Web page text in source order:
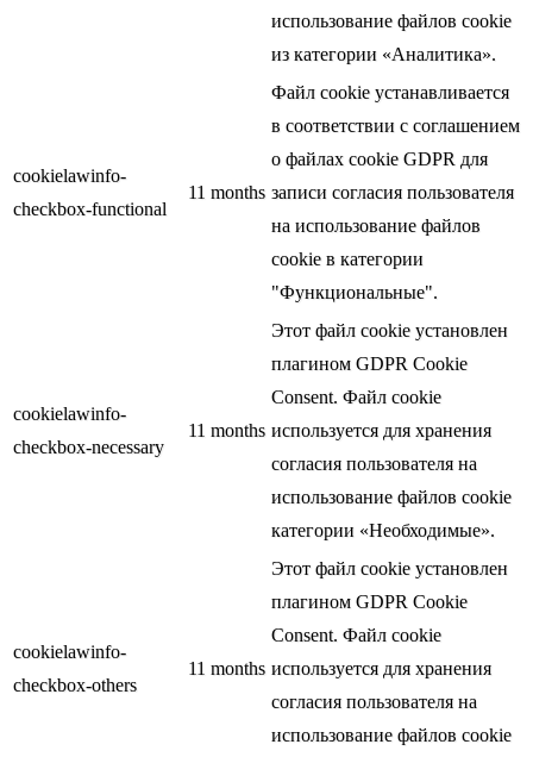
использование файлов cookie
из категории «Аналитика».
cookielawinfo-
checkbox-functional
11 months
Файл cookie устанавливается
в соответствии с соглашением
о файлах cookie GDPR для
записи согласия пользователя
на использование файлов
cookie в категории
"Функциональные".
cookielawinfo-
checkbox-necessary
11 months
Этот файл cookie установлен
плагином GDPR Cookie
Consent. Файл cookie
используется для хранения
согласия пользователя на
использование файлов cookie
категории «Необходимые».
cookielawinfo-
checkbox-others
11 months
Этот файл cookie установлен
плагином GDPR Cookie
Consent. Файл cookie
используется для хранения
согласия пользователя на
использование файлов cookie